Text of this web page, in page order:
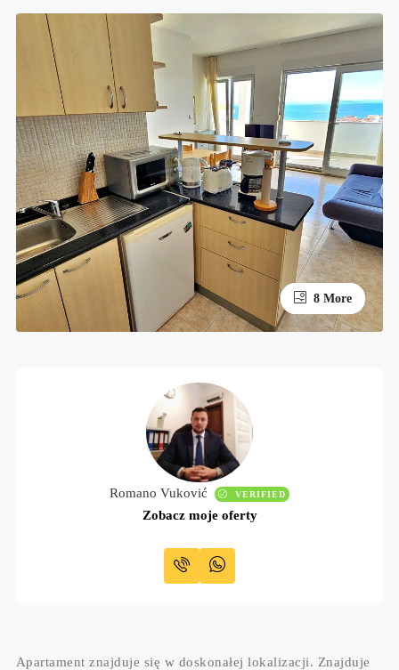
4 More
8 More
Romano Vuković VERIFIED
Zobacz moje oferty
Apartament znajduje się w doskonałej lokalizacji. Znajduje